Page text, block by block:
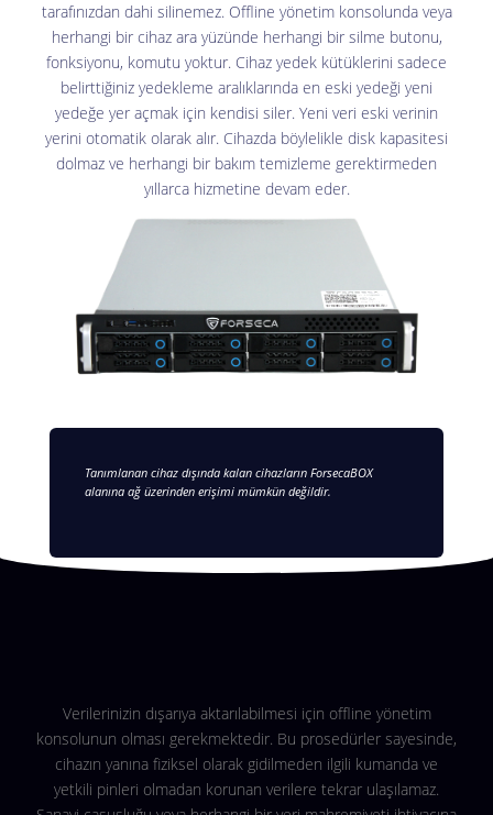
Tanımlanan cihaz dışında kalan cihazların ForsecaBOX
alanına ağ üzerinden erişimi mümkün değildir.
tarafınızdan dahi silinemez. Offline yönetim konsolunda veya
herhangi bir cihaz ara yüzünde herhangi bir silme butonu,
fonksiyonu, komutu yoktur. Cihaz yedek kütüklerini sadece
belirttiğiniz yedekleme aralıklarında en eski yedeği yeni
yedeğe yer açmak için kendisi siler. Yeni veri eski verinin
yerini otomatik olarak alır. Cihazda böylelikle disk kapasitesi
dolmaz ve herhangi bir bakım temizleme gerektirmeden
yıllarca hizmetine devam eder.
Verilerinizin dışarıya aktarılabilmesi için offline yönetim
konsolunun olması gerekmektedir. Bu prosedürler sayesinde,
cihazın yanına fiziksel olarak gidilmeden ilgili kumanda ve
yetkili pinleri olmadan korunan verilere tekrar ulaşılamaz.